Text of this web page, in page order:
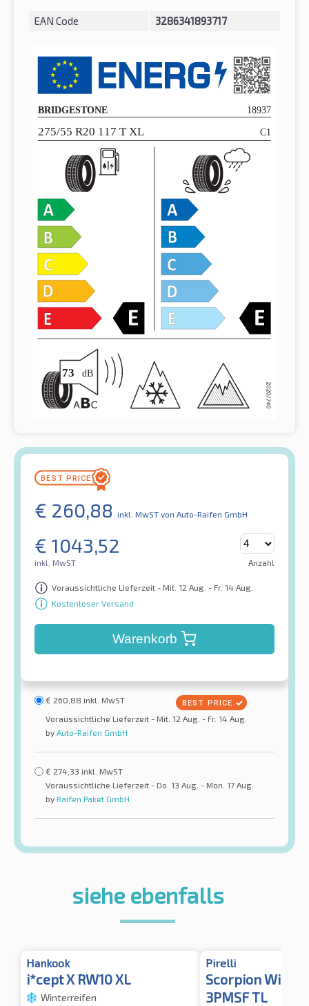
EAN Code 3286341893717
€ 260,88 inkl. MwST von Auto-Raifen GmbH
€ 1043,52
inkl. MwST Anzahl
Voraussichtliche Lieferzeit - Mit. 12 Aug. - Fr. 14 Aug.
Kostenloser Versand
Warenkorb
€ 260,88 inkl. MwST
Voraussichtliche Lieferzeit - Mit. 12 Aug. - Fr. 14 Aug.
by Auto-Raifen GmbH
€ 274,33 inkl. MwST
Voraussichtliche Lieferzeit - Do. 13 Aug. - Mon. 17 Aug.
by Raifen Paket GmbH
siehe ebenfalls
Hankook
i*cept X RW10 XL
Winterreifen
Pirelli
Scorpion Winter
3PMSF TL